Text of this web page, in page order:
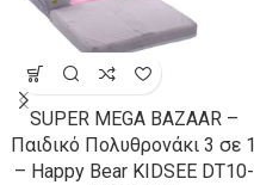
SUPER MEGA BAZAAR –
Παιδικό Πολυθρονάκι 3 σε 1
– Happy Bear KIDSEE DT10-